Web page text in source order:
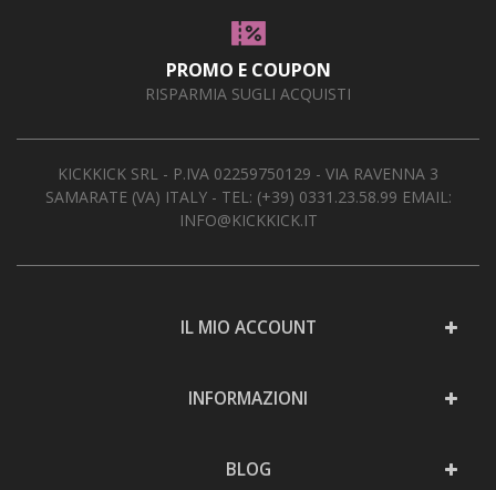
PROMO E COUPON
RISPARMIA SUGLI ACQUISTI
KICKKICK SRL - P.IVA 02259750129 - VIA RAVENNA 3
SAMARATE (VA) ITALY - TEL: (+39) 0331.23.58.99 EMAIL:
INFO@KICKKICK.IT
IL MIO ACCOUNT
INFORMAZIONI
BLOG